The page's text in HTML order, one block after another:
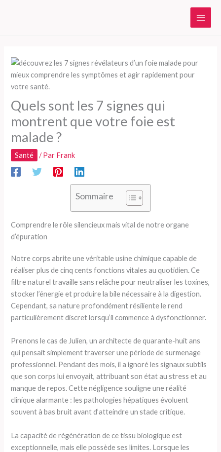
Quels sont les 7 signes qui
montrent que votre foie est
malade ?
Santé / Par Frank
Sommaire
Comprendre le rôle silencieux mais vital de notre organe
d’épuration
Notre corps abrite une véritable usine chimique capable de
réaliser plus de cinq cents fonctions vitales au quotidien. Ce
filtre naturel travaille sans relâche pour neutraliser les toxines,
stocker l’énergie et produire la bile nécessaire à la digestion.
Cependant, sa nature profondément résiliente le rend
particulièrement discret lorsqu’il commence à dysfonctionner.
Prenons le cas de Julien, un architecte de quarante-huit ans
qui pensait simplement traverser une période de surmenage
professionnel. Pendant des mois, il a ignoré les signaux subtils
que son corps lui envoyait, attribuant son état au stress et au
manque de repos. Cette négligence souligne une réalité
clinique alarmante : les pathologies hépatiques évoluent
souvent à bas bruit avant d’atteindre un stade critique.
La capacité de régénération de ce tissu biologique est
exceptionnelle, mais elle possède ses limites. Lorsque les